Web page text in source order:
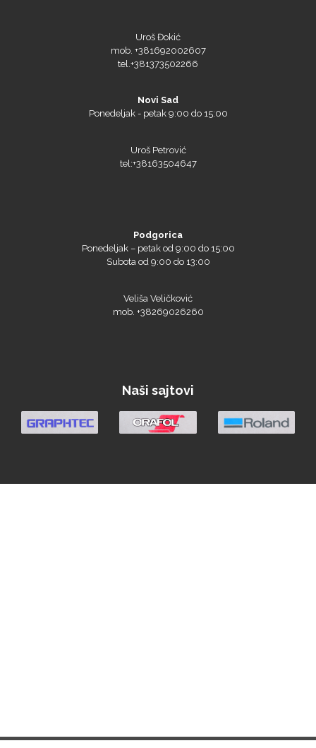
Uroš Đokić
mob. +381692002607
tel.+381373502266
Novi Sad
Ponedeljak - petak 9:00 do 15:00
Uroš Petrović
tel:+38163504647
Podgorica
Ponedeljak – petak od 9:00 do 15:00
Subota od 9:00 do 13:00
Veliša Veličković
mob. +38269026260
Naši sajtovi